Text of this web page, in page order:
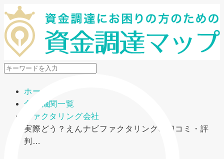
メニューを開閉
ホーム
金融機関一覧
ファクタリング会社
実際どう？えんナビファクタリングの口コミ・評
判…